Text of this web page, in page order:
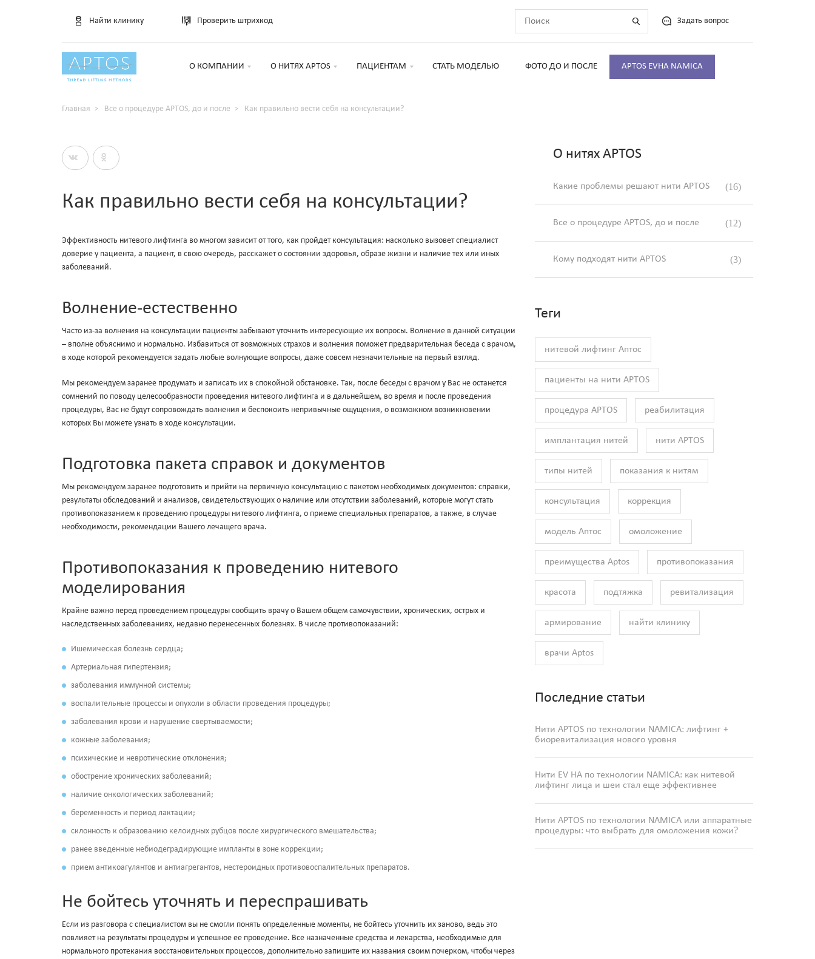
Найти клинику Проверить штрихкод Задать вопрос
О КОМПАНИИ О НИТЯХ APTOS ПАЦИЕНТАМ СТАТЬ МОДЕЛЬЮ ФОТО ДО И ПОСЛЕ APTOS EVHA NAMICA
Главная Все о процедуре APTOS, до и после Как правильно вести себя на консультации?
Как правильно вести себя на консультации?
Эффективность нитевого лифтинга во многом зависит от того, как пройдет консультация: насколько вызовет специалист
доверие у пациента, а пациент, в свою очередь, расскажет о состоянии здоровья, образе жизни и наличие тех или иных
заболеваний.
Волнение-естественно
Часто из-за волнения на консультации пациенты забывают уточнить интересующие их вопросы. Волнение в данной ситуации
– вполне объяснимо и нормально. Избавиться от возможных страхов и волнения поможет предварительная беседа с врачом,
в ходе которой рекомендуется задать любые волнующие вопросы, даже совсем незначительные на первый взгляд.
Мы рекомендуем заранее продумать и записать их в спокойной обстановке. Так, после беседы с врачом у Вас не останется
сомнений по поводу целесообразности проведения нитевого лифтинга и в дальнейшем, во время и после проведения
процедуры, Вас не будут сопровождать волнения и беспокоить непривычные ощущения, о возможном возникновении
которых Вы можете узнать в ходе консультации.
Подготовка пакета справок и документов
Мы рекомендуем заранее подготовить и прийти на первичную консультацию с пакетом необходимых документов: справки,
результаты обследований и анализов, свидетельствующих о наличие или отсутствии заболеваний, которые могут стать
противопоказанием к проведению процедуры нитевого лифтинга, о приеме специальных препаратов, а также, в случае
необходимости, рекомендации Вашего лечащего врача.
Противопоказания к проведению нитевого
моделирования
Крайне важно перед проведением процедуры сообщить врачу о Вашем общем самочувствии, хронических, острых и
наследственных заболеваниях, недавно перенесенных болезнях. В числе противопоказаний:
Ишемическая болезнь сердца;
Артериальная гипертензия;
заболевания иммунной системы;
воспалительные процессы и опухоли в области проведения процедуры;
заболевания крови и нарушение свертываемости;
кожные заболевания;
психические и невротические отклонения;
обострение хронических заболеваний;
наличие онкологических заболеваний;
беременность и период лактации;
склонность к образованию келоидных рубцов после хирургического вмешательства;
ранее введенные небиодеградирующие импланты в зоне коррекции;
прием антикоагулянтов и антиагрегантов, нестероидных противовоспалительных препаратов.
Не бойтесь уточнять и переспрашивать
Если из разговора с специалистом вы не смогли понять определенные моменты, не бойтесь уточнить их заново, ведь это
повлияет на результаты процедуры и успешное ее проведение. Все назначенные средства и лекарства, необходимые для
нормального протекания восстановительных процессов, дополнительно запишите их названия своим почерком, чтобы через
О нитях APTOS
Какие проблемы решают нити APTOS (16)
Все о процедуре APTOS, до и после (12)
Кому подходят нити APTOS (3)
Теги
нитевой лифтинг Аптос
пациенты на нити APTOS
процедура APTOS реабилитация
имплантация нитей нити APTOS
типы нитей показания к нитям
консультация коррекция
модель Аптос омоложение
преимущества Aptos противопоказания
красота подтяжка ревитализация
армирование найти клинику
врачи Aptos
Последние статьи
Нити APTOS по технологии NAMICA: лифтинг +
биоревитализация нового уровня
Нити EV HA по технологии NAMICA: как нитевой
лифтинг лица и шеи стал еще эффективнее
Нити APTOS по технологии NAMICA или аппаратные
процедуры: что выбрать для омоложения кожи?